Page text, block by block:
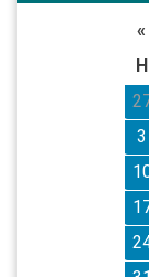
«
H
3